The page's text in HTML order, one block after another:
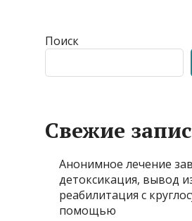
Поиск
Свежие
Анонимное лечение
детоксикация, вывод
реабилитация с
помощью